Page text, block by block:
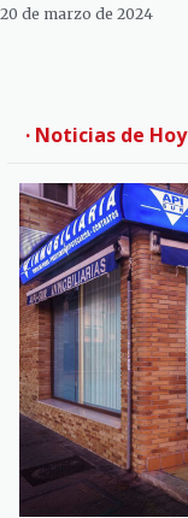
20 de marzo de 2024
· Noticias de Hoy